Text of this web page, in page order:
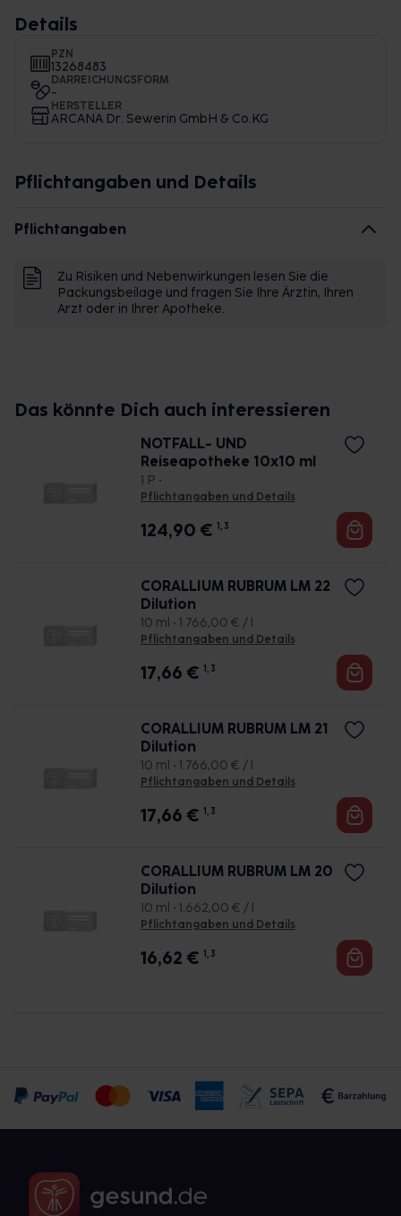
Details
PZN
13268483
DARREICHUNGSFORM
-
HERSTELLER
ARCANA Dr. Sewerin GmbH & Co.KG
Pflichtangaben und Details
Pflichtangaben
Zu Risiken und Nebenwirkungen lesen Sie die
Packungsbeilage und fragen Sie Ihre Ärztin, Ihren
Arzt oder in Ihrer Apotheke.
Das könnte Dich auch interessieren
NOTFALL- UND
Reiseapotheke 10x10 ml
1 P •
Pflichtangaben und Details
124,90 € 1, 3
CORALLIUM RUBRUM LM 22
Dilution
10 ml • 1.766,00 € / l
Pflichtangaben und Details
17,66 € 1, 3
CORALLIUM RUBRUM LM 21
Dilution
10 ml • 1.766,00 € / l
Pflichtangaben und Details
17,66 € 1, 3
CORALLIUM RUBRUM LM 20
Dilution
10 ml • 1.662,00 € / l
Pflichtangaben und Details
16,62 € 1, 3